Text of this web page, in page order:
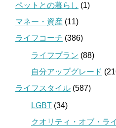
ペットとの暮らし (1)
マネー・資産 (11)
ライフコーチ (386)
ライフプラン (88)
自分アップグレード
ライフスタイル (587)
LGBT (34)
クオリティ・オブ・ラ